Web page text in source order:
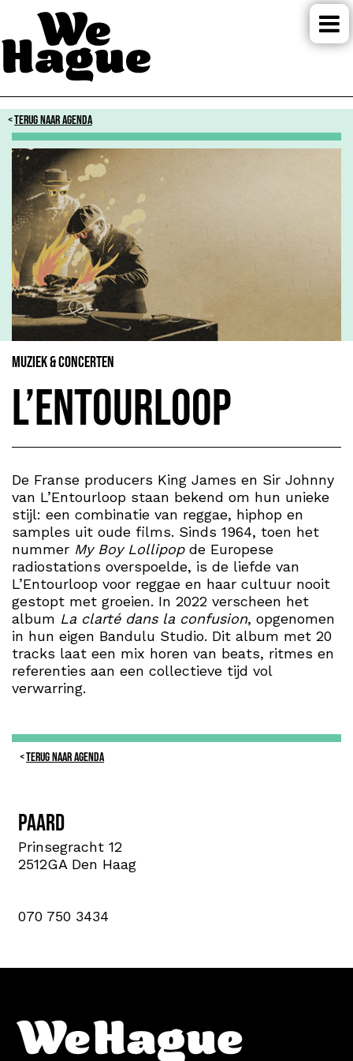
TERUG NAAR AGENDA
Muziek & Concerten
L’Entourloop
De Franse producers King James en Sir Johnny
van L’Entourloop staan bekend om hun unieke
stijl: een combinatie van reggae, hiphop en
samples uit oude films. Sinds 1964, toen het
nummer My Boy Lollipopde Europese
radiostations overspoelde, is de liefde van
L’Entourloop voor reggae en haar cultuur nooit
gestopt met groeien. In 2022 verscheen het
album La clarté dans la confusion, opgenomen
in hun eigen Bandulu Studio. Dit album met 20
tracks laat een mix horen van beats, ritmes en
referenties aan een collectieve tijd vol
verwarring.
TERUG NAAR AGENDA
PAARD
Prinsegracht 12
2512GA Den Haag
070 750 3434